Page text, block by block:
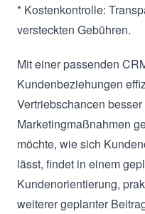
* Kostenkontrolle:
versteckten Gebühren.
Mit einer passenden
Kundenbeziehungen
Vertriebschancen
Marketingmaßnahmen
möchte, wie sich
lässt, findet in einem
Kundenorientierung,
weiterer geplanter